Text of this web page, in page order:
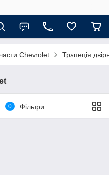
Chevrolet Трапеція
0 Фільтри